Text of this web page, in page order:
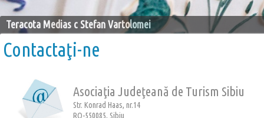
Teracota Medias c Stefan Vartolomei
Contactaţi-ne
Asociaţia Judeţeană de Turism Sibiu
Str. Konrad Haas, nr.14
RO-550085, Sibiu